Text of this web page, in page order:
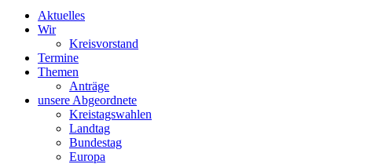
Aktuelles
Wir
Kreisvorstand
Termine
Themen
Anträge
unsere Abgeordnete
Kreistagswahlen
Landtag
Bundestag
Europa